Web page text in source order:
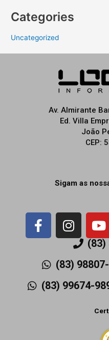
Categories
Uncategorized
Av. Almirante
Ed. Villa
João
CEP:
Sigam as
F
a
e
b
o
o
I
n
s
t
a
g
Y
o
u
t
u
b
(83)
(83)
(83) 99674-